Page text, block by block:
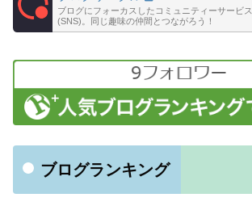
ブログにフォーカスしたコミュニティーサービス
(SNS)。同じ趣味の仲間とつながろう！
ブログランキング